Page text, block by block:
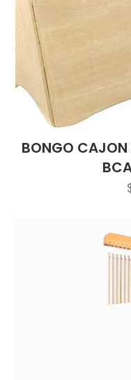
BONGO CAJON